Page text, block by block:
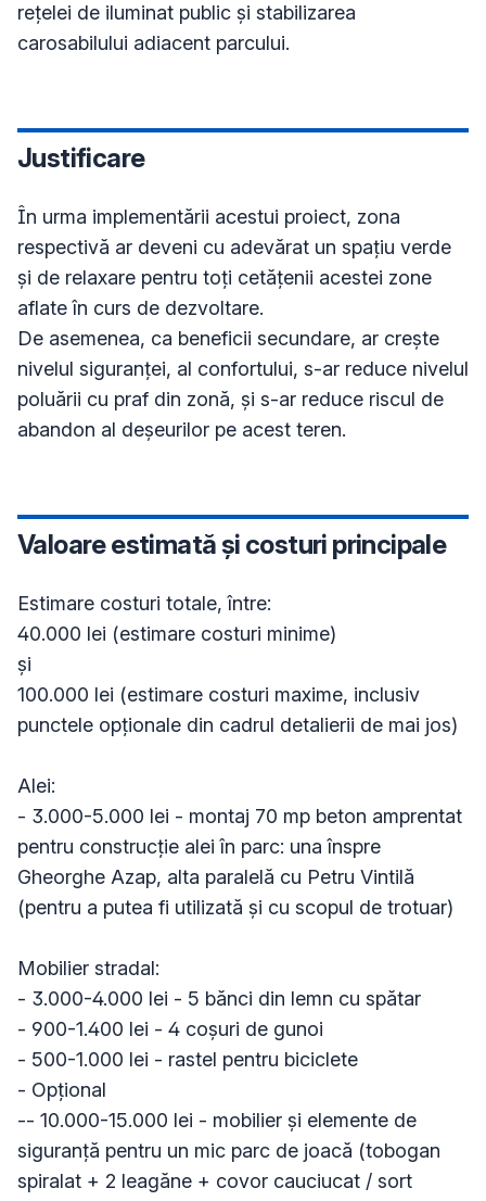
rețelei de iluminat public și stabilizarea
carosabilului adiacent parcului.
Justificare
În urma implementării acestui proiect, zona
respectivă ar deveni cu adevărat un spațiu verde
și de relaxare pentru toți cetățenii acestei zone
aflate în curs de dezvoltare.
De asemenea, ca beneficii secundare, ar crește
nivelul siguranței, al confortului, s-ar reduce nivelul
poluării cu praf din zonă, și s-ar reduce riscul de
abandon al deșeurilor pe acest teren.
Valoare estimată și costuri principale
Estimare costuri totale, între:
40.000 lei (estimare costuri minime)
și
100.000 lei (estimare costuri maxime, inclusiv
punctele opționale din cadrul detalierii de mai jos)
Alei:
- 3.000-5.000 lei - montaj 70 mp beton amprentat
pentru construcție alei în parc: una înspre
Gheorghe Azap, alta paralelă cu Petru Vintilă
(pentru a putea fi utilizată și cu scopul de trotuar)
Mobilier stradal:
- 3.000-4.000 lei - 5 bănci din lemn cu spătar
- 900-1.400 lei - 4 coșuri de gunoi
- 500-1.000 lei - rastel pentru biciclete
- Opțional
-- 10.000-15.000 lei - mobilier și elemente de
siguranță pentru un mic parc de joacă (tobogan
spiralat + 2 leagăne + covor cauciucat / sort